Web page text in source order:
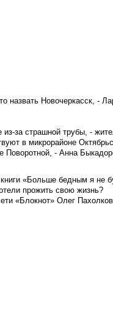
назвать Новочеркасск, -
за страшной трубы, -
в микрорайоне
- Анна
«Больше бедным я не
прожить свою жизнь?
«Блокнот» Олег Пахолков